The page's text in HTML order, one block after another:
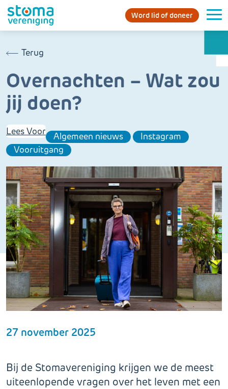
Word lid of doneer
Terug
Overnachten – Wat zou
jij doen?
Lees Voor Algemeen nieuws
Instagram
Vooruitgang
27 november 2025
Bij de Stomavereniging krijgen we de meest
uiteenlopende vragen over het leven met een